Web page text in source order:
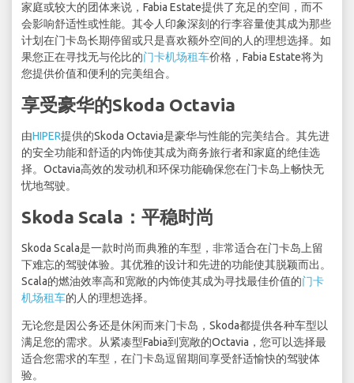
家庭或较大的团体来说，Fabia Estate提供了充足的空间，而不
会影响舒适性或性能。其令人印象深刻的行李容量使其成为那些
计划在门卡岛长期停留或只是喜欢额外空间的人的理想选择。如
果您正在寻找无与伦比的门卡机场租车价格，Fabia Estate将为
您提供价值和便利的完美组合。
享受豪华的Skoda Octavia
由HIPER提供的Skoda Octavia是豪华与性能的完美结合。其先进
的安全功能和舒适的内饰使其成为商务旅行者和家庭的绝佳选
择。Octavia高效的发动机和环保功能确保您在门卡岛上畅快无
忧地驾驶。
Skoda Scala：平稳时尚
Skoda Scala是一款时尚而典雅的车型，非常适合在门卡岛上留
下难忘的驾驶体验。其优雅的设计和先进的功能使其脱颖而出。
Scala的燃油效率高和宽敞的内饰使其成为寻找最佳价值的门卡
机场租车的人的理想选择。
无论您是因公务还是休闲而来门卡岛，Skoda都提供各种车型以
满足您的需求。从紧凑型Fabia到宽敞的Octavia，您可以选择最
适合您需求的车型，在门卡岛逗留期间享受舒适愉快的驾驶体
验。